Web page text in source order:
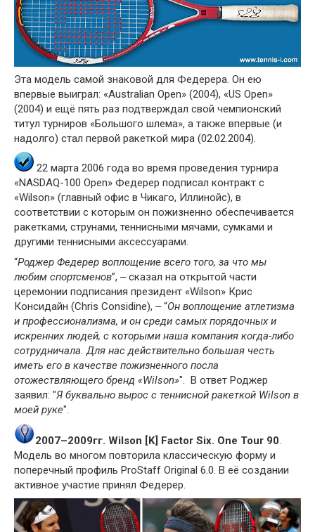
Эта модель самой знаковой для Федерера. Он ею
впервые выиграл: «Australian Open» (2004), «US Open»
(2004) и ещё пять раз подтверждал свой чемпионский
титул турниров «Большого шлема», а также впервые (и
надолго) стал первой ракеткой мира (02.02.2004).
22 марта 2006 года во время проведения турнира
«NASDAQ-100 Open» Федерер подписал контракт с
«Wilson» (главный офис в Чикаго, Иллинойс), в
соответствии с которым он пожизненно обеспечивается
ракетками, струнами, теннисными мячами, сумками и
другими теннисными аксессуарами.
“Роджер Федерер воплощение всего того, за что мы
любим спортсменов”, ‒ сказал на открытой части
церемонии подписания президент «Wilson» Крис
Консидайн (Chris Considine), ‒ “Он воплощение атлетизма
и профессионализма, и он среди самых порядочных и
искренних людей, с которыми наша компания когда-либо
сотрудничала. Для нас действительно большая честь
иметь его в качестве пожизненного посла
отожествляющего бренд «Wilson»". В ответ Роджер
заявил: "Я буквально вырос с теннисной ракеткой Wilson в
моей руке".
2007–2009гг. Wilson [K] Factor Six. One Tour 90.
Модель во многом повторила классическую форму и
поперечный профиль ProStaff Original 6.0. В её создании
активное участие принял Федерер.